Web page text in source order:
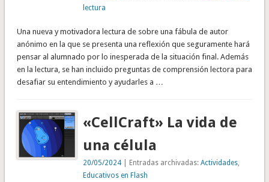
lectura
Una nueva y motivadora lectura de sobre una fábula de autor
anónimo en la que se presenta una reflexión que seguramente hará
pensar al alumnado por lo inesperada de la situación final. Además
en la lectura, se han incluido preguntas de comprensión lectora para
desafiar su entendimiento y ayudarles a …
«CellCraft» La vida de
una célula
20/05/2024 | Entradas archivadas:Actividades
Educativos en Flash